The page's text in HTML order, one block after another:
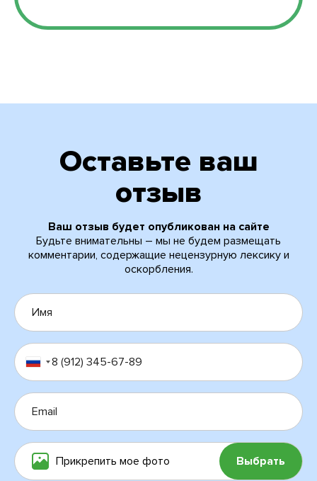
Оставьте ваш
отзыв
Ваш отзыв будет опубликован на сайте
Будьте внимательны – мы не будем размещать
комментарии, содержащие нецензурную лексику и
оскорбления.
Прикрепить мое фото Выбрать